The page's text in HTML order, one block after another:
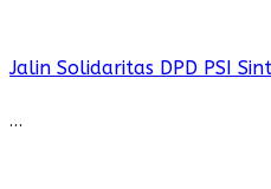
Jalin Solidaritas DPD PSI
…